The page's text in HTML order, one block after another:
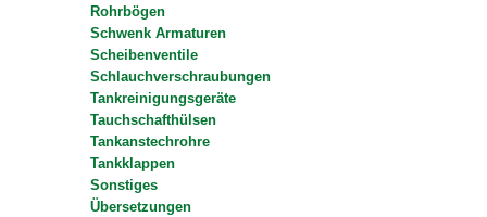
Rohrbögen
Schwenk Armaturen
Scheibenventile
Schlauchverschraubungen
Tankreinigungsgeräte
Tauchschafthülsen
Tankanstechrohre
Tankklappen
Sonstiges
Übersetzungen